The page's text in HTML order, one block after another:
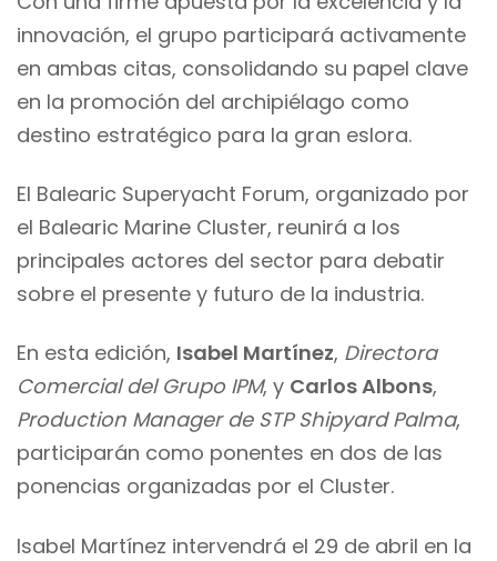
innovación, el grupo participará activamente
en ambas citas, consolidando su papel clave
en la promoción del archipiélago como
destino estratégico para la gran eslora.
El Balearic Superyacht Forum, organizado por
el Balearic Marine Cluster, reunirá a los
principales actores del sector para debatir
sobre el presente y futuro de la industria.
En esta edición, Isabel Martínez, Directora
Comercial del Grupo IPM, y Carlos Albons,
Production Manager de STP Shipyard Palma,
participarán como ponentes en dos de las
ponencias organizadas por el Cluster.
Isabel Martínez intervendrá el 29 de abril en la